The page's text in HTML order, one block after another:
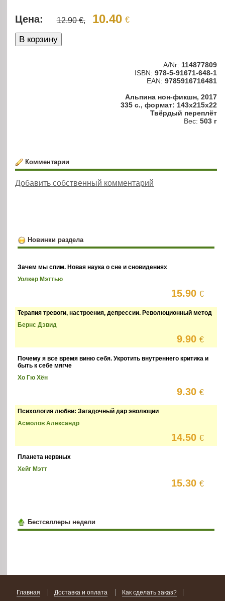
Цена: 12.90 €, 10.40 €
A/Nr: 114877809
ISBN: 978-5-91671-648-1
EAN: 9785916716481
Альпина нон-фикшн, 2017
335 с., формат: 143x215x22
Твёрдый переплёт
Вес: 503 г
Комментарии
Добавить собственный комментарий
Новинки раздела
Зачем мы спим. Новая наука о сне и сновидениях
Уолкер Мэттью
15.90€
Терапия тревоги, настроения, депрессии. Революционный метод
Бернс Дэвид
9.90€
Почему я все время виню себя. Укротить внутреннего критика и
быть к себе мягче
Хо Гю Хён
9.30€
Психология любви: Загадочный дар эволюции
Асмолов Александр
14.50€
Планета нервных
Хейг Мэтт
15.30€
Бестселлеры недели
Главная Доставка и оплата Как сделать заказ?